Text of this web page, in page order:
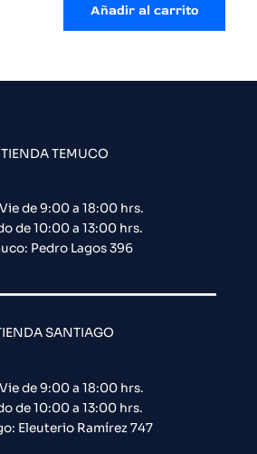
Añadir al carrito
TIENDA TEMUCO
de 9:00 a 18:00 hrs.
de 10:00 a 13:00 hrs.
Pedro Lagos 396
SANTIAGO
de 9:00 a 18:00 hrs.
de 10:00 a 13:00 hrs.
Eleuterio Ramírez 747​